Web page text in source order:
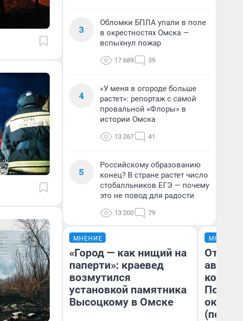
3
Обломки БПЛА упали в поле
в окрестностях Омска —
вспыхнул пожар
17 689 39
4
«У меня в огороде больше
растет»: репортаж с самой
провальной «Флоры» в
истории Омска
13 267 41
5
Российскому образованию
конец? В стране растет число
стобалльников ЕГЭ — почему
это не повод для радости
13 200 79
МНЕНИЕ
«Город — как нищий на
паперти»: краевед
возмутился
установкой памятника
Высоцкому в Омске
МНЕНИЕ
От
(почти